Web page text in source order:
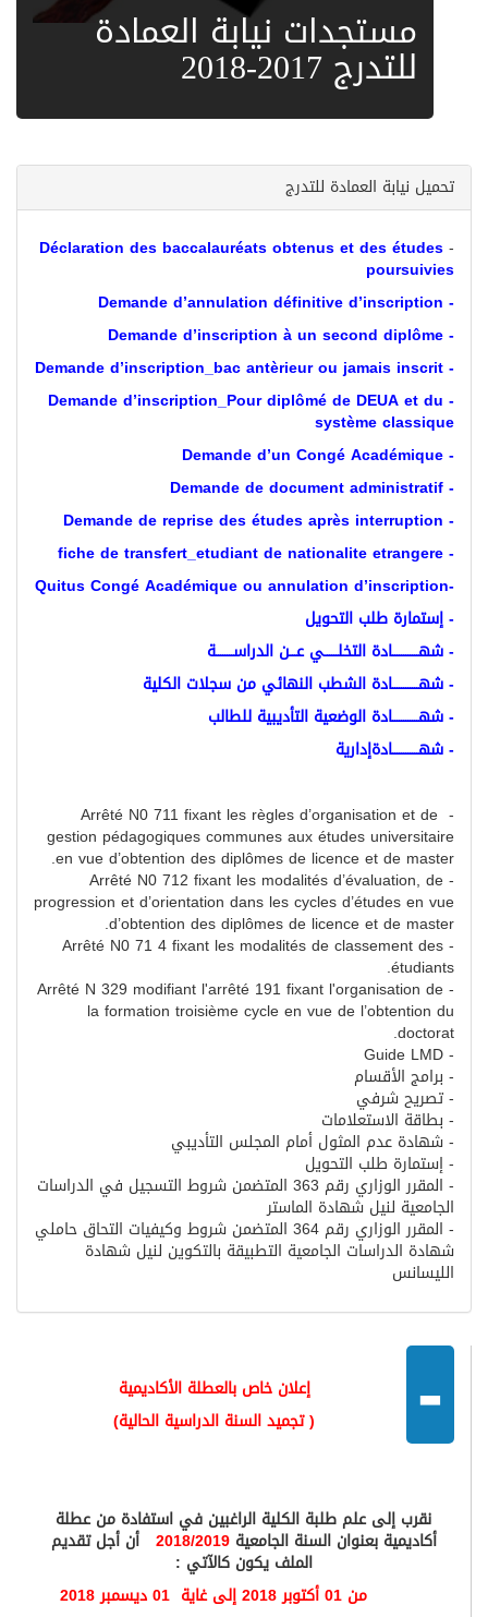
مستجدات نيابة العمادة
للتدرج 2017-2018
تحميل نيابة العمادة للتدرج
-
Déclaration des baccalauréats obtenus et des études
poursuivies
- Demande d’annulation définitive d’inscription
- Demande d’inscription à un second diplôme
- Demande d’inscription_bac antèrieur ou jamais inscrit
- Demande d’inscription_Pour diplômé de DEUA et du
système classique
- Demande d’un Congé Académique
- Demande de document administratif
- Demande de reprise des études après interruption
- fiche de transfert_etudiant de nationalite etrangere
-Quitus Congé Académique ou annulation d’inscription
- إستمارة طلب التحويل
- شهــــــــــــادة التخلــــــي عـــن الدراســــــــة
- شهــــــــــــادة الشطب النهائي من سجلات الكلية
- شهــــــــــــادة الوضعية التأديبية للطالب
- شهــــــــــــادةإدارية
-
Arrêté N0 711 fixant les règles d’organisation et de
gestion pédagogiques communes aux études universitaire
en vue d’obtention des diplômes de licence et de master
.
-
Arrêté N0 712 fixant les modalités d’évaluation, de
progression et d’orientation dans les cycles d’études en vue
d’obtention des diplômes de licence et de master
.
-
Arrêté N0 71 4 fixant les modalités de classement des
étudiants.
-
Arrêté N 329 modifiant l'arrêté 191 fixant l'organisation de
la formation troisième cycle en vue de l’obtention du
doctorat.
-
Guide LMD
- برامج الأقسام
-تصريح شرفي
- بطاقة الاستعلامات
- شهادة عدم المثول أمام المجلس التأديبي
-إستمارة طلب التحويل
- المقرر الوزاري رقم 363 المتضمن شروط التسجيل في الدراسات
الجامعية لنيل شهادة الماستر
- المقرر الوزاري رقم 364 المتضمن شروط وكيفيات التحاق حاملي
شهادة الدراسات الجامعية التطبيقة بالتكوين لنيل شهادة
الليسانس
-
إعلان خاص بالعطلة الأكاديمية
( تجميد السنة الدراسية الحالية)
نقرب إلى علم طلبة الكلية الراغبين في استفادة من عطلة
أكاديمية بعنوان السنة الجامعية2018/2019 أن أجل تقديم
الملف يكون كالآتي :
من 01 أكتوبر 2018 إلى غاية
01 ديسمبر 2018